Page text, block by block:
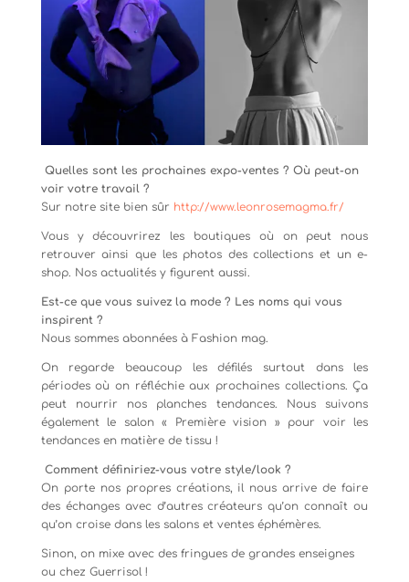
Quelles sont les prochaines expo-ventes ? Où peut-on
voir votre travail ?
Sur notre site bien sûr http://www.leonrosemagma.fr/
Vous y découvrirez les boutiques où on peut nous
retrouver ainsi que les photos des collections et un e-
shop. Nos actualités y figurent aussi.
Est-ce que vous suivez la mode ? Les noms qui vous
inspirent ?
Nous sommes abonnées à Fashion mag.
On regarde beaucoup les défilés surtout dans les
périodes où on réfléchie aux prochaines collections. Ça
peut nourrir nos planches tendances. Nous suivons
également le salon « Première vision » pour voir les
tendances en matière de tissu !
Comment définiriez-vous votre style/look ?
On porte nos propres créations, il nous arrive de faire
des échanges avec d’autres créateurs qu’on connaît ou
qu’on croise dans les salons et ventes éphémères.
Sinon, on mixe avec des fringues de grandes enseignes
ou chez Guerrisol !